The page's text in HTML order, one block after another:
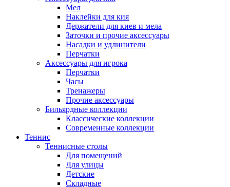
Мел
Наклейки для кия
Держатели для киев и мела
Заточки и прочие аксессуары
Насадки и удлинители
Перчатки
Аксессуары для игрока
Перчатки
Часы
Тренажеры
Прочие аксессуары
Бильярдные коллекции
Классические коллекции
Современные коллекции
Теннис
Теннисные столы
Для помещений
Для улицы
Детские
Складные